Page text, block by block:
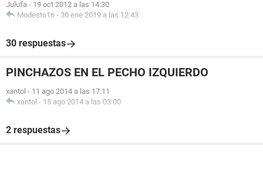
Julufa - 19 oct 2012 a las 14:30
Modesto16 - 30 ene 2019 a las 12:43
30 respuestas
PINCHAZOS EN EL PECHO IZQUIERDO
xantol - 11 ago 2014 a las 17:11
xantol - 15 ago 2014 a las 03:00
2 respuestas